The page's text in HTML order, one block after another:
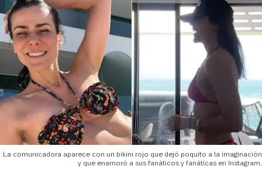
La comunicadora aparece con un bikini rojo que dejó poquito a la imaginación
y que enamoró a sus fanáticos y fanáticas en Instagram.